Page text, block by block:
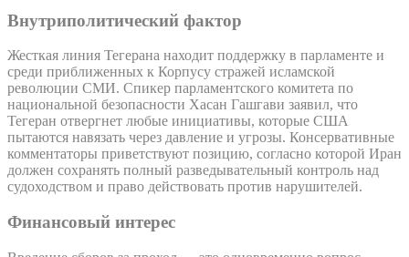
Внутриполитический фактор
Жесткая линия Тегерана находит поддержку в парламенте и
среди приближенных к Корпусу стражей исламской
революции СМИ. Спикер парламентского комитета по
национальной безопасности Хасан Гашгави заявил, что
Тегеран отвергнет любые инициативы, которые США
пытаются навязать через давление и угрозы. Консервативные
комментаторы приветствуют позицию, согласно которой Иран
должен сохранять полный разведывательный контроль над
судоходством и право действовать против нарушителей.
Финансовый интерес